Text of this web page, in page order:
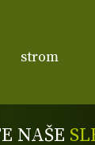
strom
NAŠE